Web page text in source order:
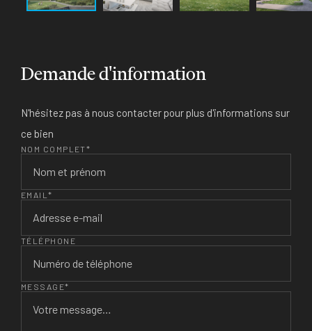
Demande d'information
N'hésitez pas à nous contacter pour plus d'informations sur
ce bien
NOM COMPLET*
EMAIL*
TÉLÉPHONE
MESSAGE*